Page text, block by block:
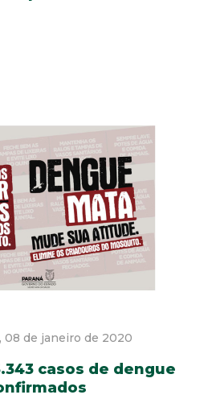
08 de janeiro de 2020
casos de dengue